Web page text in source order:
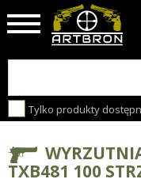
Tylko produkty
TXB481 100